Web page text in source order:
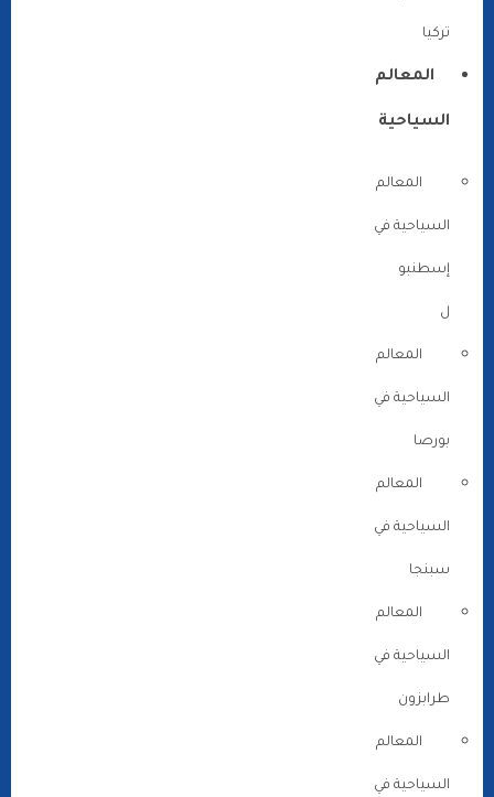
تركيا
المعالم
السياحية
المعالم
السياحية في
إسطنبو
ل
المعالم
السياحية في
بورصا
المعالم
السياحية في
سبنجا
المعالم
السياحية في
طرابزون
المعالم
السياحية في